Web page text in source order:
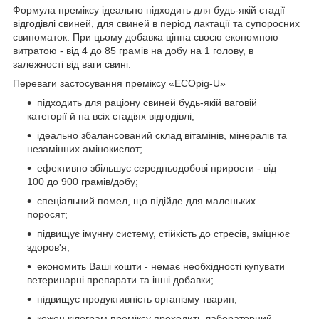
Формула преміксу ідеально підходить для будь-якій стадії
відгодівлі свиней, для свиней в період лактації та супоросних
свиноматок. При цьому добавка цінна своєю економною
витратою - від 4 до 85 грамів на добу на 1 голову, в
залежності від ваги свині.
Переваги застосування преміксу «EСОpig-U»
підходить для раціону свиней будь-якій ваговій
категорії й на всіх стадіях відгодівлі;
ідеально збалансований склад вітамінів, мінералів та
незамінних амінокислот;
ефективно збільшує середньодобові прирости - від
100 до 900 грамів/добу;
спеціальний помел, що підійде для маленьких
поросят;
підвищує імунну систему, стійкість до стресів, зміцнює
здоров'я;
економить Ваші кошти - немає необхідності купувати
ветеринарні препарати та інші добавки;
підвищує продуктивність організму тварин;